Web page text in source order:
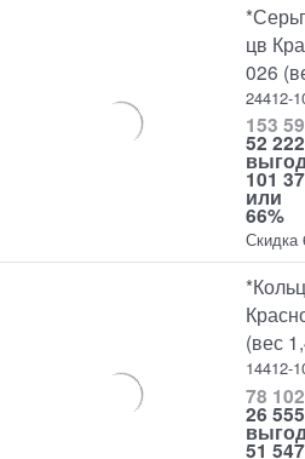
цв
026
24412-
153
52 222
101
или
66%
Скидка
(вес
14412-
78 102
26 555
51